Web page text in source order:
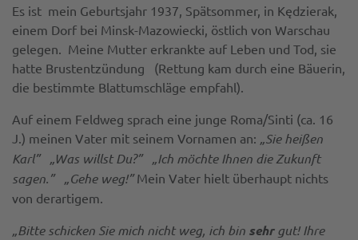
Es ist mein Geburtsjahr 1937, Spätsommer, in Kędzierak,
einem Dorf bei Minsk-Mazowiecki, östlich von Warschau
gelegen. Meine Mutter erkrankte auf Leben und Tod, sie
hatte Brustentzündung (Rettung kam durch eine Bäuerin,
die bestimmte Blattumschläge empfahl).
Auf einem Feldweg sprach eine junge Roma/Sinti (ca. 16
J.) meinen Vater mit seinem Vornamen an: „Sie heißen
Karl”
„Was willst Du?”
„Ich möchte Ihnen die Zukunft
sagen.” „Gehe weg!”Mein Vater hielt überhaupt nichts
von derartigem.
„Bitte schicken Sie mich nicht weg, ich bin sehrgut! Ihre